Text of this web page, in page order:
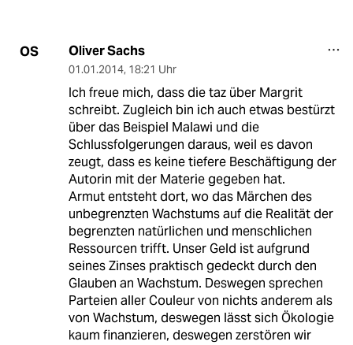
OS Oliver Sachs
01.01.2014, 18:21 Uhr
Ich freue mich, dass die taz über Margrit
schreibt. Zugleich bin ich auch etwas bestürzt
über das Beispiel Malawi und die
Schlussfolgerungen daraus, weil es davon
zeugt, dass es keine tiefere Beschäftigung der
Autorin mit der Materie gegeben hat.
Armut entsteht dort, wo das Märchen des
unbegrenzten Wachstums auf die Realität der
begrenzten natürlichen und menschlichen
Ressourcen trifft. Unser Geld ist aufgrund
seines Zinses praktisch gedeckt durch den
Glauben an Wachstum. Deswegen sprechen
Parteien aller Couleur von nichts anderem als
von Wachstum, deswegen lässt sich Ökologie
kaum finanzieren, deswegen zerstören wir